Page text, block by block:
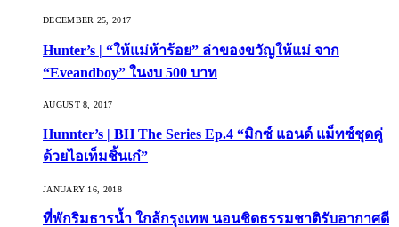
DECEMBER 25, 2017
Hunter’s | “ให้แม่ห้าร้อย” ล่าของขวัญให้แม่ จาก
“Eveandboy” ในงบ 500 บาท
AUGUST 8, 2017
Hunnter’s | BH The Series Ep.4 “มิกซ์ แอนด์ แม็ทซ์ชุดคู่
ด้วยไอเท็มชิ้นเก๋”
JANUARY 16, 2018
ที่พักริมธารน้ำ ใกล้กรุงเทพ นอนชิดธรรมชาติรับอากาศดี